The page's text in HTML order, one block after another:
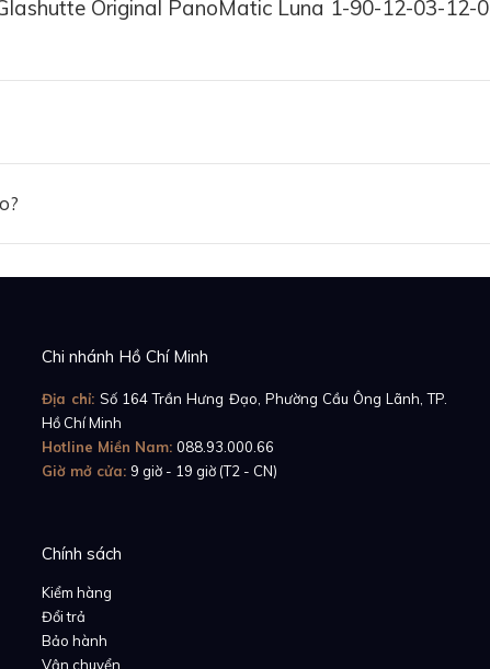
Original PanoMatic Luna 1-90-12-03-12-
Chi nhánh Hồ Chí Minh
Địa chỉ:Số 164 Trần Hưng Đạo, Phường Cầu Ông Lãnh, TP.
Hồ Chí Minh
Hotline Miền Nam: 088.93.000.66
Giờ mở cửa: 9 giờ - 19 giờ (T2 - CN)
Chính sách
Kiểm hàng
Đổi trả
Bảo hành
Vận chuyển